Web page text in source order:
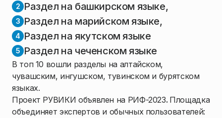
Раздел на башкирском языке,
Раздел на марийском языке,
Раздел на якутском языке
Раздел на чеченском языке
В топ 10 вошли разделы на алтайском,
чувашским, ингушском, тувинском и бурятском
языках.
Проект РУВИКИ объявлен на РИФ-2023. Площадка
объединяет экспертов и обычных пользователей: